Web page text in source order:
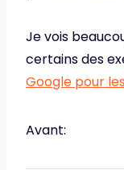
Je vois
certains des
Google pour
Avant: